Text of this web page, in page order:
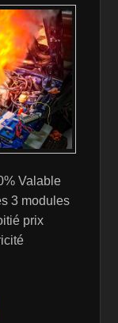
Valable
3 modules
prix